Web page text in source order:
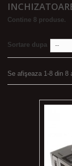
Contine 8 produse.
Sortare dupa --
Se afişeaza 1-8 din 8